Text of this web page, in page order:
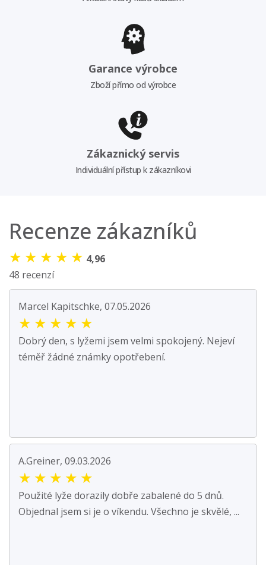
Garance výrobce
Zboží přímo od výrobce
Zákaznický servis
Individuální přístup k zákazníkovi
Recenze zákazníků
★ ★ ★ ★ ★ 4,96
48 recenzí
Marcel Kapitschke, 07.05.2026
★ ★ ★ ★ ★
Dobrý den, s lyžemi jsem velmi spokojený. Nejeví
téměř žádné známky opotřebení.
A.Greiner, 09.03.2026
★ ★ ★ ★ ★
Použité lyže dorazily dobře zabalené do 5 dnů.
Objednal jsem si je o víkendu. Všechno je skvělé, ...